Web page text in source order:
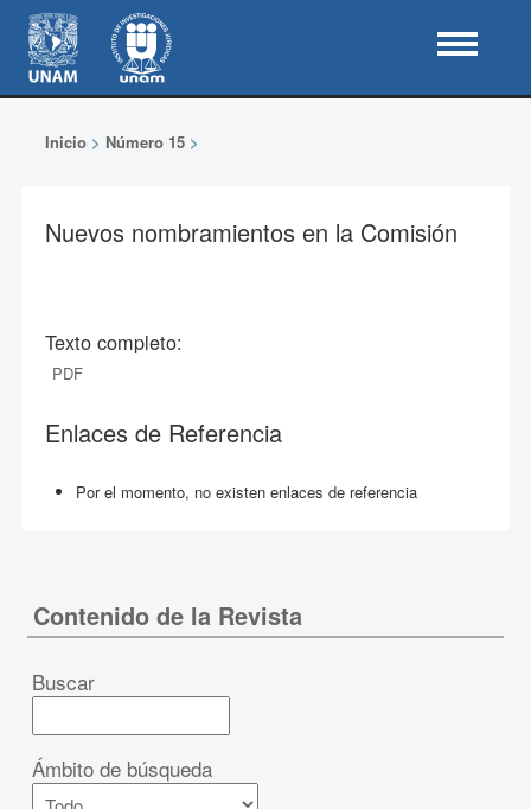
Inicio> Número 15>
Nuevos nombramientos en la Comisión
Texto completo:
PDF
Enlaces de Referencia
Por el momento, no existen enlaces de referencia
Contenido de la Revista
Buscar
Ámbito de búsqueda